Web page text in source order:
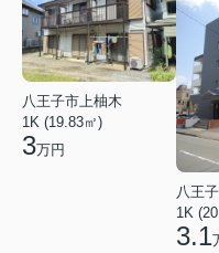
八王子市上柚木
1K (19.83㎡)
3万円
八王
1K
3.1